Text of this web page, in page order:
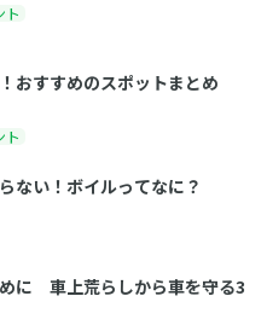
ト
おすすめのスポットまとめ
ト
ない！ボイルってなに？
に 車上荒らしから車を守る3